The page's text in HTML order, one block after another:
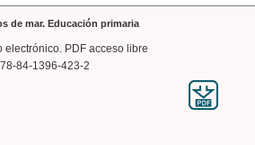
de mar. Educación primaria
electrónico. PDF acceso libre
84-1396-423-2